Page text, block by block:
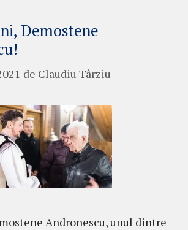
Demostene
de Claudiu Târziu
Andronescu, unul dintre